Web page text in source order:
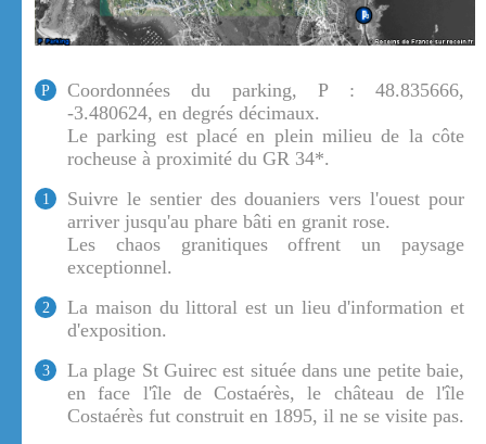
P
Coordonnées du parking, P : 48.835666,
-3.480624, en degrés décimaux.
Le parking est placé en plein milieu de la côte
rocheuse à proximité du GR 34*.
1
Suivre le sentier des douaniers vers l'ouest pour
arriver jusqu'au phare bâti en granit rose.
Les chaos granitiques offrent un paysage
exceptionnel.
2
La maison du littoral est un lieu d'information et
d'exposition.
3
La plage St Guirec est située dans une petite baie,
en face l'île de Costaérès, le château de l'île
Costaérès fut construit en 1895, il ne se visite pas.